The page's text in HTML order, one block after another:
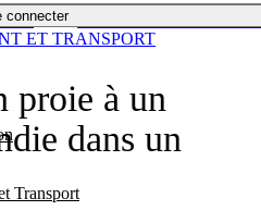
connecter
Transport
proie à un
dans un
ET TRANSPORT